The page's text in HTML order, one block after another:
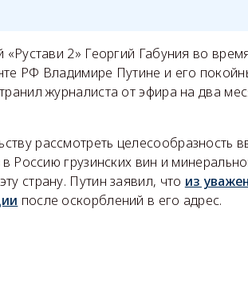
2» Георгий Габуния во
РФ Владимире Путине и его
журналиста от эфира на два
рассмотреть целесообразность
Россию грузинских вин и
страну. Путин заявил, что из
после оскорблений в его адрес.